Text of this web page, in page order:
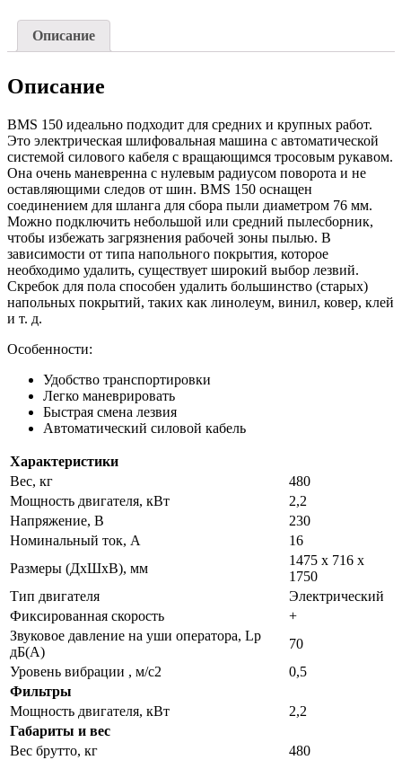
Описание
Описание
BMS 150 идеально подходит для средних и крупных работ.
Это электрическая шлифовальная машина с автоматической
системой силового кабеля с вращающимся тросовым рукавом.
Она очень маневренна с нулевым радиусом поворота и не
оставляющими следов от шин. BMS 150 оснащен
соединением для шланга для сбора пыли диаметром 76 мм.
Можно подключить небольшой или средний пылесборник,
чтобы избежать загрязнения рабочей зоны пылью. В
зависимости от типа напольного покрытия, которое
необходимо удалить, существует широкий выбор лезвий.
Скребок для пола способен удалить большинство (старых)
напольных покрытий, таких как линолеум, винил, ковер, клей
и т. д.
Особенности:
Удобство транспортировки
Легко маневрировать
Быстрая смена лезвия
Автоматический силовой кабель
Характеристики
Вес, кг
480
Мощность двигателя, кВт
2,2
Напряжение, В
230
Номинальный ток, А
16
Размеры (ДхШхВ), мм
1475 х 716 х
1750
Тип двигателя
Электрический
Фиксированная скорость
+
Звуковое давление на уши оператора, Lp
дБ(А)
70
Уровень вибрации , м/с2
0,5
Фильтры
Мощность двигателя, кВт
2,2
Габариты и вес
Вес брутто, кг
480